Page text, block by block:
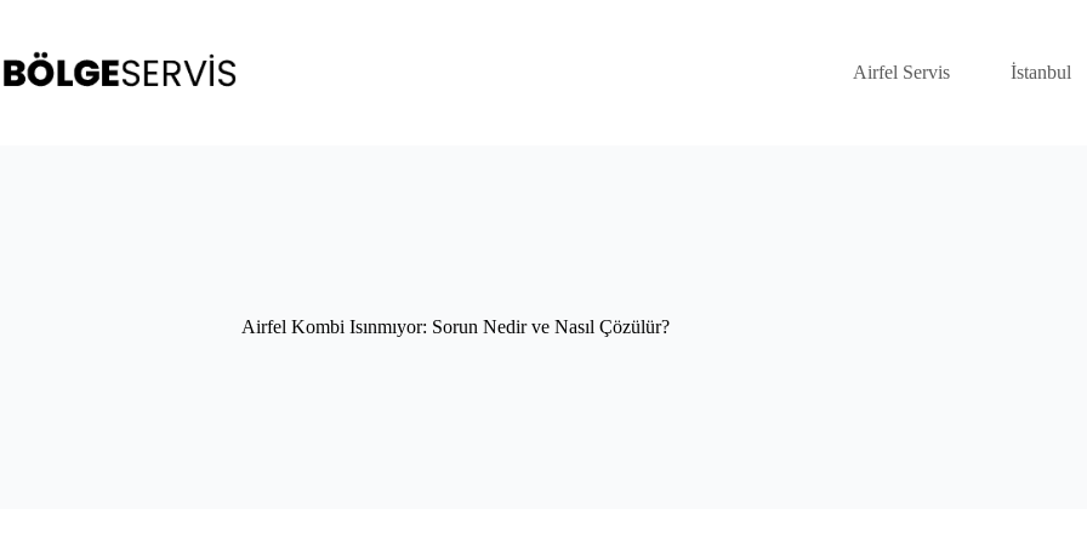
content
Airfel Servis
İstanbul
Airfel Kombi Isınmıyor: Sorun Nedir ve Nasıl Çözülür?